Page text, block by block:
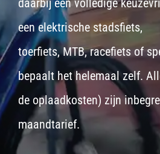
daarbij een volledige
eenelektrische stadsfiets,
toerfiets,MTB,racefietsof
bepaalt het helemaal zelf.
de oplaadkosten) zijn
maandtarief.